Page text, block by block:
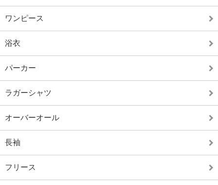
ワンピース
浴衣
パーカー
ラガーシャツ
オーバーオール
長袖
フリース